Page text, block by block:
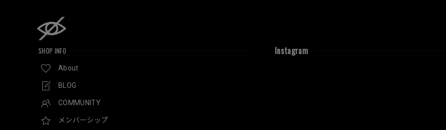
SHOP INFO
About
BLOG
COMMUNITY
メンバーシップ
Instagram